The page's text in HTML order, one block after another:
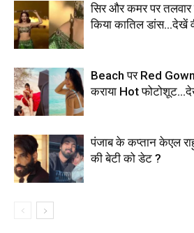
सिर और कमर पर
किया कातिल डांस…देखें
Beach पर Red
कराया Hot
पंजाब के कप्तान केएल
की बेटी को डेट ?